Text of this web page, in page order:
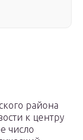
района
к центру
число